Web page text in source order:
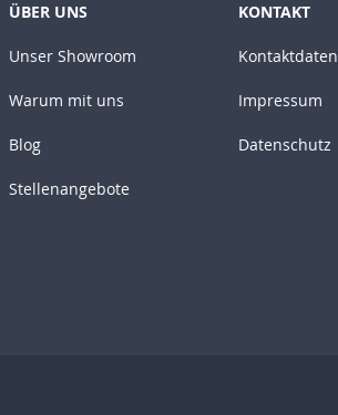
ÜBER UNS
Unser Showroom
Warum mit uns
Blog
Stellenangebote
KONTAKT
Kontaktdaten
Impressum
Datenschutz